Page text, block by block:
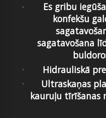
Es gribu
konfekšu
sagatavošana
Hidrauliskā
Ultraskaņas
kauruļu tīrīšanas